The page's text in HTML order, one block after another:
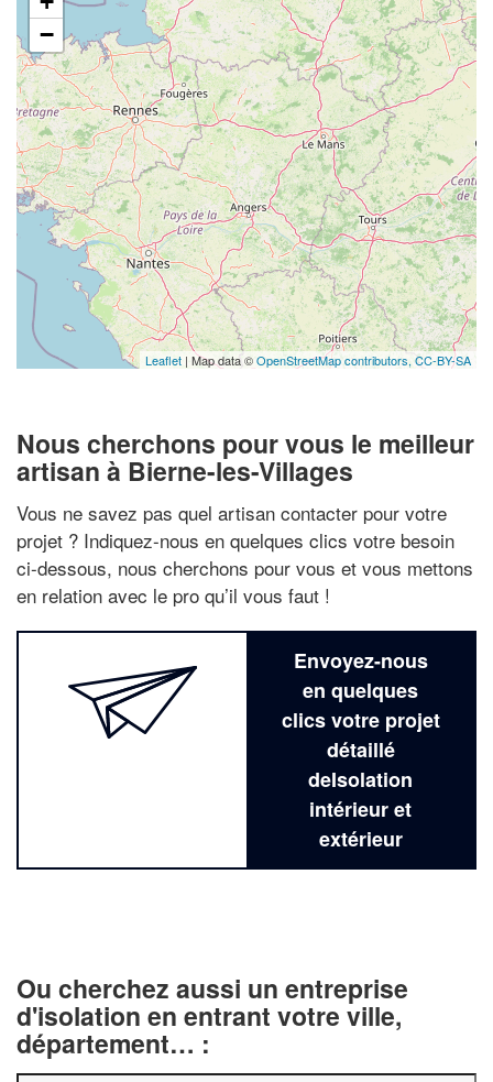
−
Leaflet | Map data ©OpenStreetMap contributors, CC-BY-SA
Nous cherchons pour vous le meilleur
artisan à Bierne-les-Villages
Vous ne savez pas quel artisan contacter pour votre
projet ? Indiquez-nous en quelques clics votre besoin
ci-dessous, nous cherchons pour vous et vous mettons
en relation avec le pro qu’il vous faut !
Envoyez-nous
en quelques
clics votre projet
détaillé
deIsolation
intérieur et
extérieur
Ou cherchez aussi un entreprise
d'isolation en entrant votre ville,
département… :